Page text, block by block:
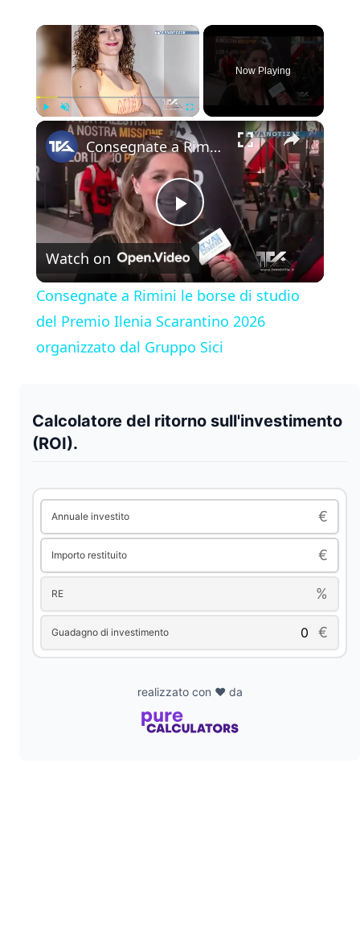
×
Unmute Fullscreen
Now Playing
×
P
l
a
V
o
Consegnate a Rimini le borse di studio del Premio Ilenia Scarantino 2026 organizzato dal Gruppo Sici
Watch on
Consegnate a Rimini le borse di studio
del Premio Ilenia Scarantino 2026
organizzato dal Gruppo Sici
Calcolatore del ritorno sull'investimento
(ROI).
Annuale investito €
Importo restituito €
RE %
Guadagno di investimento €
realizzato con ❤️ da